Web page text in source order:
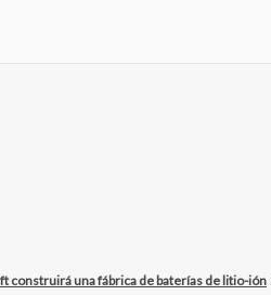
construirá una fábrica de baterías de litio-ión